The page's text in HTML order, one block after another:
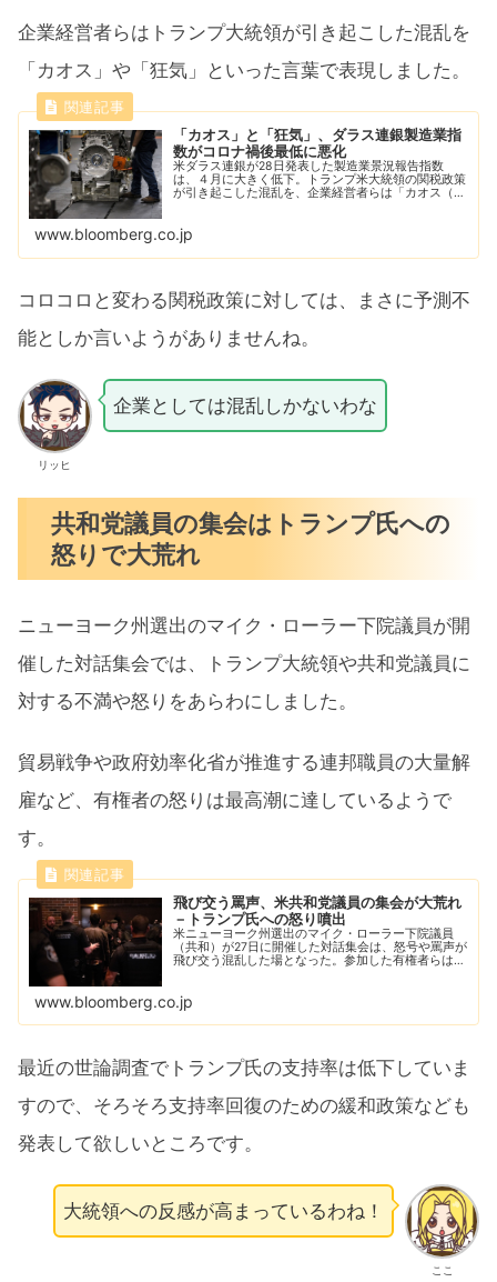
企業経営者らはトランプ大統領が引き起こした混乱を
「カオス」や「狂気」といった言葉で表現しました。
「カオス」と「狂気」、ダラス連銀製造業指
数がコロナ禍後最低に悪化
米ダラス連銀が28日発表した製造業景況報告指数
は、４月に大きく低下。トランプ米大統領の関税政策
が引き起こした混乱を、企業経営者らは「カオス（混
www.bloomberg.co.jp
コロコロと変わる関税政策に対しては、まさに予測不
能としか言いようがありませんね。
リッヒ
企業としては混乱しかないわな
共和党議員の集会はトランプ氏への
怒りで大荒れ
ニューヨーク州選出のマイク・ローラー下院議員が開
催した対話集会では、トランプ大統領や共和党議員に
対する不満や怒りをあらわにしました。
貿易戦争や政府効率化省が推進する連邦職員の大量解
雇など、有権者の怒りは最高潮に達しているようで
す。
飛び交う罵声、米共和党議員の集会が大荒れ
－トランプ氏への怒り噴出
米ニューヨーク州選出のマイク・ローラー下院議員
（共和）が27日に開催した対話集会は、怒号や罵声が
飛び交う混乱した場となった。参加した有権者らは、
www.bloomberg.co.jp
最近の世論調査でトランプ氏の支持率は低下していま
すので、そろそろ支持率回復のための緩和政策なども
発表して欲しいところです。
ここ
大統領への反感が高まっているわね！